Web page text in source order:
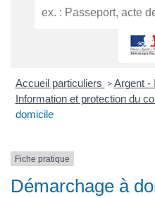
Accueil particuliers > Argent -
Information et protection du
domicile
Fiche pratique
Démarchage à